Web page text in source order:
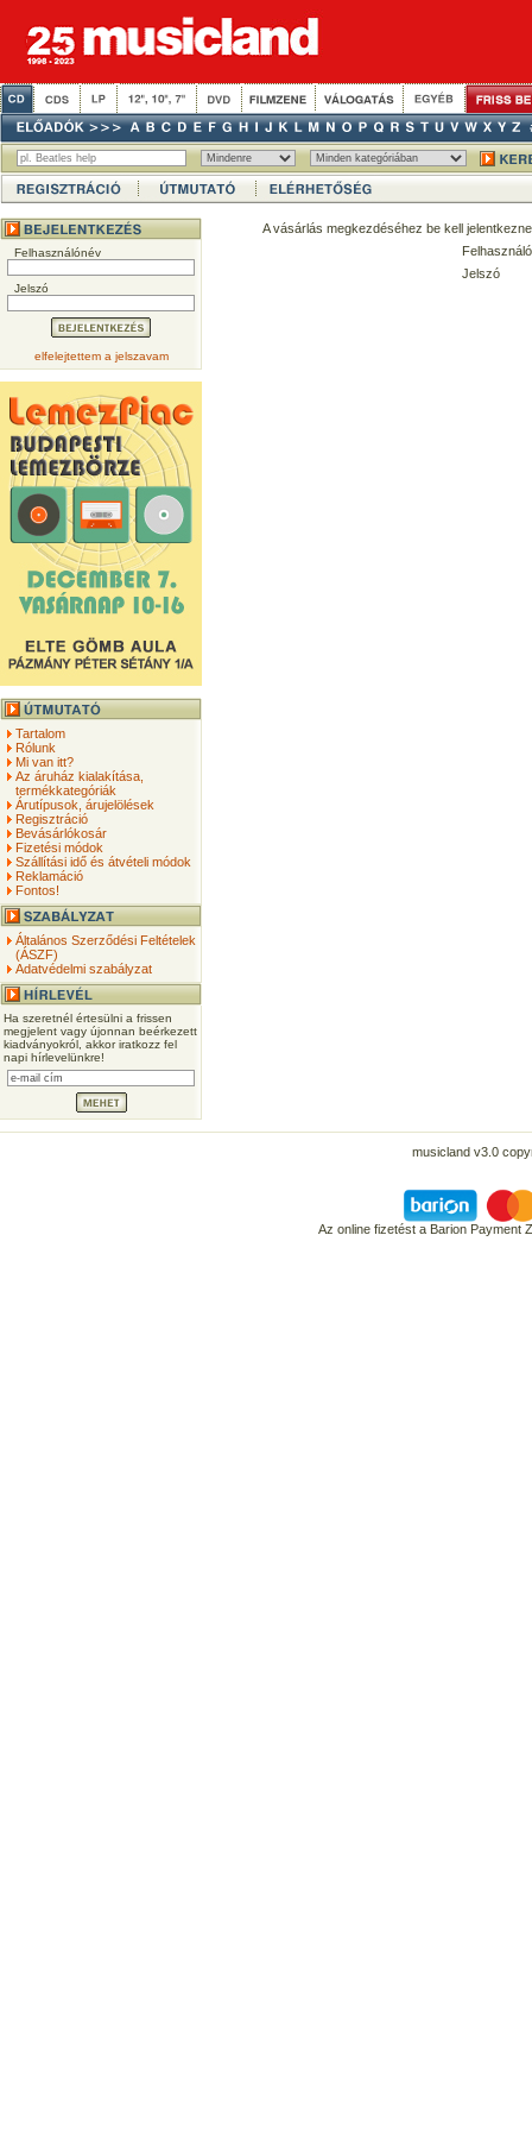
Felhasználónév
Jelszó
elfelejtettem a jelszavam
Tartalom
Rólunk
Mi van itt?
Az áruház kialakítása,
termékkategóriák
Árutípusok, árujelölések
Regisztráció
Bevásárlókosár
Fizetési módok
Szállítási idő és átvételi módok
Reklamáció
Fontos!
Általános Szerződési Feltételek
(ÁSZF)
Adatvédelmi szabályzat
Ha szeretnél értesülni a frissen
megjelent vagy újonnan beérkezett
kiadványokról, akkor iratkozz fel
napi hírlevelünkre!
A vásárlás megkezdéséhez be kell
Jelszó
musicland v3.0
Az online fizetést a Barion Payment